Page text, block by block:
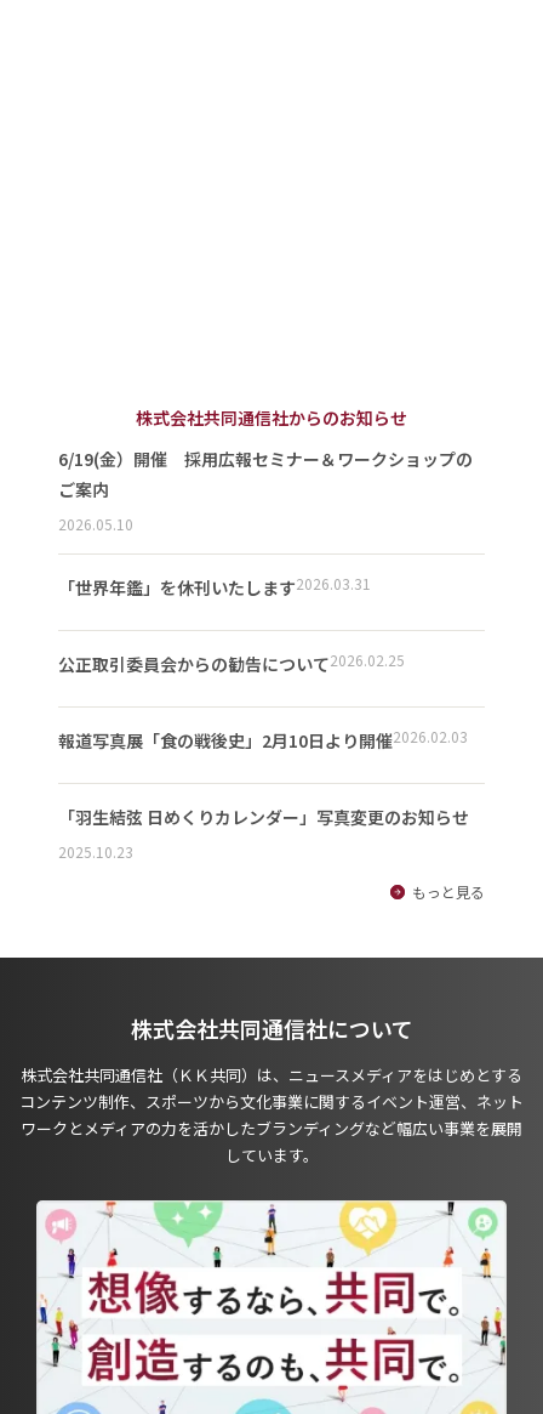
株式会社共同通信社からのお知らせ
6/19(金）開催 採用広報セミナー＆ワークショップの
ご案内
2026.05.10
「世界年鑑」を休刊いたします2026.03.31
公正取引委員会からの勧告について2026.02.25
報道写真展「食の戦後史」2月10日より開催2026.02.03
「羽生結弦 日めくりカレンダー」写真変更のお知らせ
2025.10.23
もっと見る
株式会社共同通信社について
株式会社共同通信社（ＫＫ共同）は、ニュースメディアをはじめとする
コンテンツ制作、スポーツから文化事業に関するイベント運営、ネット
ワークとメディアの力を活かしたブランディングなど幅広い事業を展開
しています。